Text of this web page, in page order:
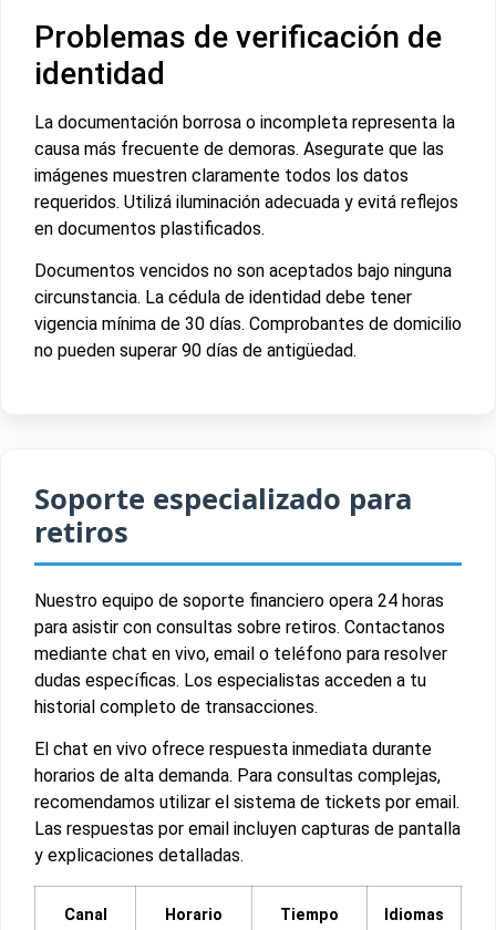
Problemas de verificación de
identidad
La documentación borrosa o incompleta representa la
causa más frecuente de demoras. Asegurate que las
imágenes muestren claramente todos los datos
requeridos. Utilizá iluminación adecuada y evitá reflejos
en documentos plastificados.
Documentos vencidos no son aceptados bajo ninguna
circunstancia. La cédula de identidad debe tener
vigencia mínima de 30 días. Comprobantes de domicilio
no pueden superar 90 días de antigüedad.
Soporte especializado para
retiros
Nuestro equipo de soporte financiero opera 24 horas
para asistir con consultas sobre retiros. Contactanos
mediante chat en vivo, email o teléfono para resolver
dudas específicas. Los especialistas acceden a tu
historial completo de transacciones.
El chat en vivo ofrece respuesta inmediata durante
horarios de alta demanda. Para consultas complejas,
recomendamos utilizar el sistema de tickets por email.
Las respuestas por email incluyen capturas de pantalla
y explicaciones detalladas.
Canal
Horario
Tiempo
Idiomas